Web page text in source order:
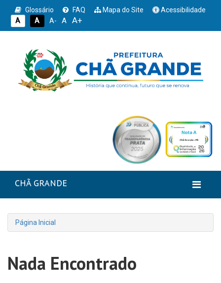
Glossário FAQ Mapa do Site
Acessibilidade
A
A A- A A+
CHÃ GRANDE
Página Inicial
Nada Encontrado